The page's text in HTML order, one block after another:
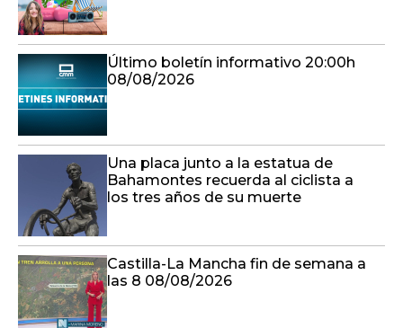
Último boletín informativo 20:00h
08/08/2026
Una placa junto a la estatua de
Bahamontes recuerda al ciclista a
los tres años de su muerte
Castilla-La Mancha fin de semana a
las 8 08/08/2026